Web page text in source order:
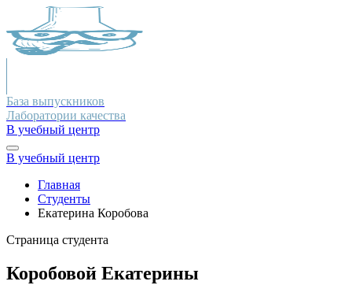
База выпускников
Лаборатории качества
В учебный центр
В учебный центр
Главная
Студенты
Екатерина Коробова
Страница студента
Коробовой Екатерины